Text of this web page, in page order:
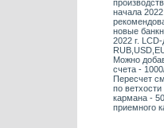
начала
новые
2022 г.
Можно
счета -
Пересчет
по
кармана -
приемного